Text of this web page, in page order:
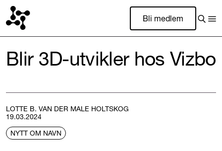
Bli medlem
Blir 3D-utvikler hos Vizbo
LOTTE B. VAN DER MALE HOLTSKOG
19.03.2024
NYTT OM NAVN